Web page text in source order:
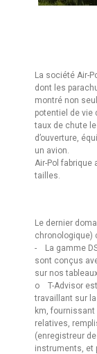
La société Air-
dont les
montré non
potentiel de vie
taux de chute
d’ouverture,
un avion.
Air-Pol
tailles.
Le dernier
chronologique)
- La gamme
sont conçus
sur nos
o T-Advisor est
travaillant sur
km,
relatives,
(enregistreur
instruments, et